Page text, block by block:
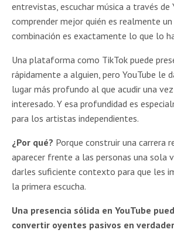
entrevistas, escuchar música a través de
comprender mejor quién es realmente
combinación es exactamente lo que lo
Una plataforma como TikTok puede
rápidamente a alguien, pero YouTube le
lugar más profundo al que acudir una
interesado. Y esa profundidad es
para los artistas independientes.
¿Por qué? Porque construir una carrera
aparecer frente a las personas una sola
darles suficiente contexto para que les
la primera escucha.
Una presencia sólida en YouTube
convertir oyentes pasivos en